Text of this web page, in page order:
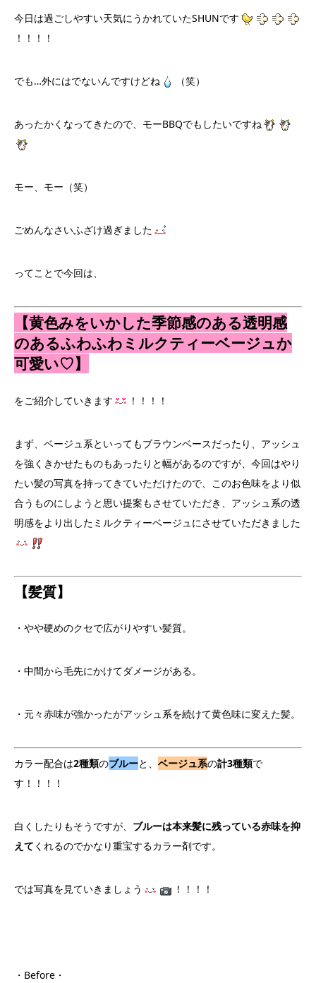
今日は過ごしやすい天気にうかれていたSHUNです
！！！！
でも…外にはでないんですけどね （笑）
あったかくなってきたので、モーBBQでもしたいですね
モー、モー（笑）
ごめんなさいふざけ過ぎました
ってことで今回は、
【黄色みをいかした季節感のある透明感
のあるふわふわミルクティーベージュか
可愛い♡】
をご紹介していきます ！！！！
まず、ベージュ系といってもブラウンベースだったり、アッシュ
を強くきかせたものもあったりと幅があるのですが、今回はやり
たい髪の写真を持ってきていただけたので、このお色味をより似
合うものにしようと思い提案もさせていただき、アッシュ系の透
明感をより出したミルクティーベージュにさせていただきました
【髪質】
・やや硬めのクセで広がりやすい髪質。
・中間から毛先にかけてダメージがある。
・元々赤味が強かったがアッシュ系を続けて黄色味に変えた髪。
カラー配合は2種類のブルーと、 ベージュ系の計3種類で
す！！！！
白くしたりもそうですが、 ブルーは本来髪に残っている赤味を抑
えて くれるのでかなり重宝するカラー剤です。
では写真を見ていきましょう ！！！！
・Before・